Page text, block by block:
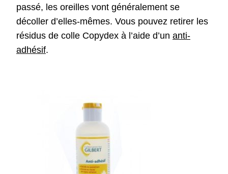
passé, les oreilles vont généralement se
décoller d’elles-mêmes. Vous pouvez retirer les
résidus de colle Copydex à l’aide d’un anti-
adhésif.